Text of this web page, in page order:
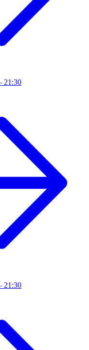
21:30
21:30